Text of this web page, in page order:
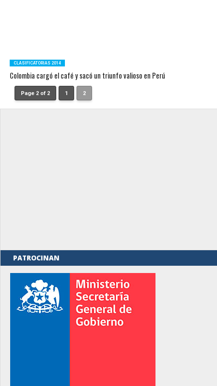
CLASIFICATORIAS 2014
Colombia cargó el café y sacó un triunfo valioso en Perú
Page 2 of 2 1 2
PATROCINAN